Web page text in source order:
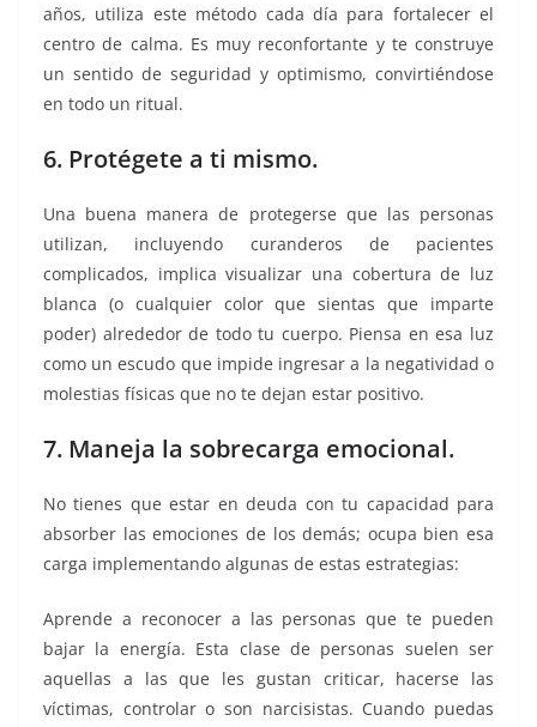
años, utiliza este método cada día para fortalecer el
centro de calma. Es muy reconfortante y te construye
un sentido de seguridad y optimismo, convirtiéndose
en todo un ritual.
6. Protégete a ti mismo.
Una buena manera de protegerse que las personas
utilizan, incluyendo curanderos de pacientes
complicados, implica visualizar una cobertura de luz
blanca (o cualquier color que sientas que imparte
poder) alrededor de todo tu cuerpo. Piensa en esa luz
como un escudo que impide ingresar a la negatividad o
molestias físicas que no te dejan estar positivo.
7. Maneja la sobrecarga emocional.
No tienes que estar en deuda con tu capacidad para
absorber las emociones de los demás; ocupa bien esa
carga implementando algunas de estas estrategias:
Aprende a reconocer a las personas que te pueden
bajar la energía. Esta clase de personas suelen ser
aquellas a las que les gustan criticar, hacerse las
víctimas, controlar o son narcisistas. Cuando puedas